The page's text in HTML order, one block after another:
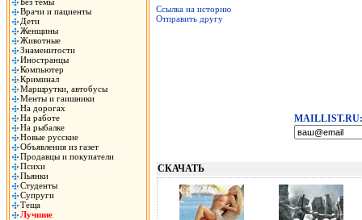
Врачи и пациенты
Дети
Женщины
Животные
Знаменитости
Иностранцы
Компьютер
Криминал
Маршрутки, автобусы
Менты и гаишники
На дорогах
На работе
На рыбалке
Новые русские
Объявления из газет
Продавцы и покупатели
Психи
Пьянки
Студенты
Супруги
Теща
Лучшие
Ссылка на историю
Отправить другу
MAILLIST.RU:
СКАЧАТЬ